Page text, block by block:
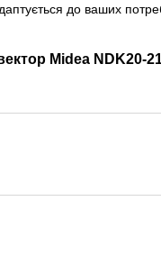
до ваших
Midea NDK20-